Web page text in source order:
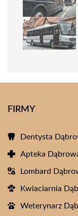
FIRMY
Dentysta
Apteka
Lombard
Kwiaciarnia
Weterynarz